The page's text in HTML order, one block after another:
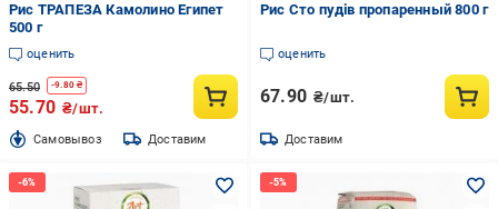
Рис ТРАПЕЗА Камолино Египет
500 г
оценить
65.50 -9.80 ₴
55.70 ₴/шт.
Cамовывоз Доставим
Рис Сто пудів пропаренный 800 г
оценить
67.90 ₴/шт.
Доставим